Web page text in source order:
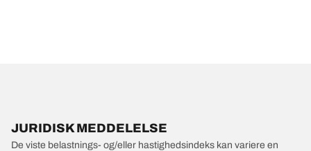
JURIDISK MEDDELELSE
De viste belastnings- og/eller hastighedsindeks kan variere en